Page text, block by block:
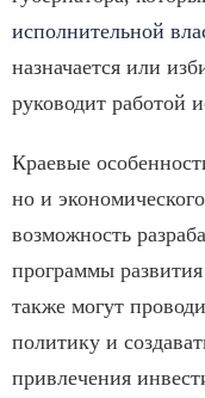
исполнительной
назначается или
руководит работой
Краевые
но и
возможность
программы
также могут
политику и
привлечения